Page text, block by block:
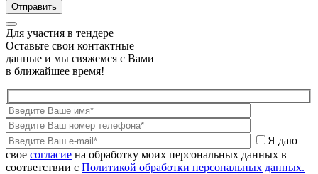
Для участия в тендере
Оставьте свои контактные
данные и мы свяжемся с Вами
в ближайшее время!
Я даю
свое согласие на обработку моих персональных данных в
соответствии с Политикой обработки персональных данных.